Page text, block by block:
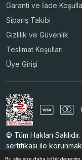
Garanti ve İade
Sipariş Takibi
Gizlilik ve Güvenlik
Teslimat Koşulları
Üye Girişi
© Tüm Hakları
sertifikası ile